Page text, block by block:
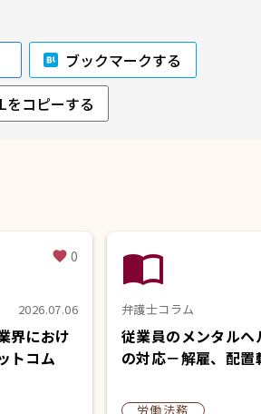
ブックマークする
をコピーする
favorite 0
2026.07.06
界におけ
トコム
import_contacts
弁護士コラム
従業員のメンタルヘ
の対応－解雇、配置
労働法務